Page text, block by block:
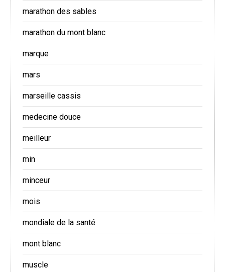
marathon des sables
marathon du mont blanc
marque
mars
marseille cassis
medecine douce
meilleur
min
minceur
mois
mondiale de la santé
mont blanc
muscle